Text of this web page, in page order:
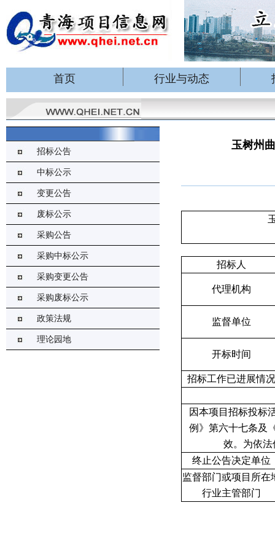
首页 行业与动态
招标公告
中标公示
变更公告
废标公示
采购公告
采购中标公示
采购变更公告
采购废标公示
政策法规
理论园地
玉树州
招标人
代理机构
监督单位
开标时间
招标工作已进展情况
因本项目招标投标
例》第六十七条及
效。为依
终止公告决定单位
监督部门或项目所在
行业主管部门